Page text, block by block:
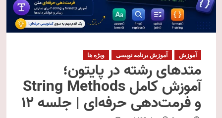
آموزش آموزش برنامه نویسی ویژه ها
متدهای رشته در پایتون؛
آموزش کامل String Methods
و فرمت‌دهی حرفه‌ای | جلسه ۱۲